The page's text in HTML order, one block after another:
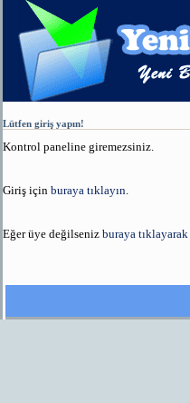
Lütfen giriş yapın!
Kontrol paneline giremezsiniz.
Giriş için buraya tıklayın
Eğer üye değilseniz buraya tıklayarak